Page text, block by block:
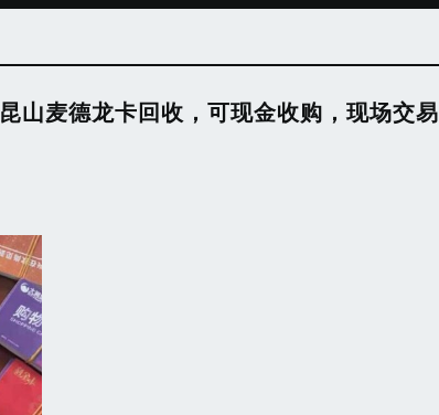
昆山麦德龙卡回收，可现金收购，现场交易